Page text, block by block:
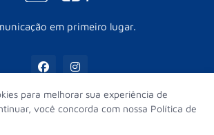
em primeiro lugar.
para melhorar sua experiência de
você concorda com nossa Política de